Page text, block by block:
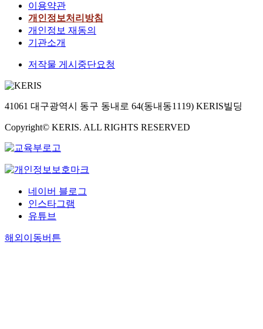
이용약관
개인정보처리방침
개인정보 재동의
기관소개
저작물 게시중단요청
41061 대구광역시 동구 동내로 64(동내동1119) KERIS빌딩
Copyright© KERIS. ALL RIGHTS RESERVED
네이버 블로그
인스타그램
유튜브
해외이동버튼